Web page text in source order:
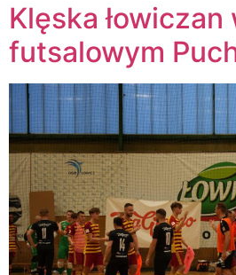
Klęska łowiczan
futsalowym